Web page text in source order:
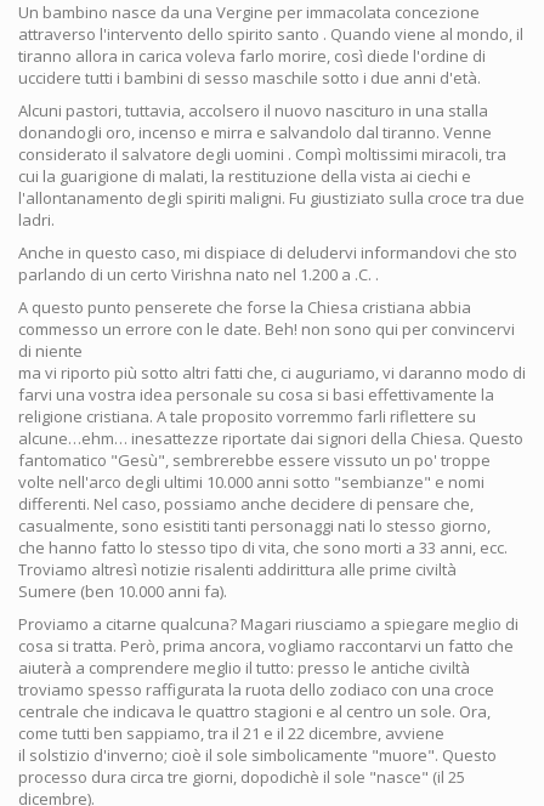
Un bambino nasce da una Vergine per immacolata concezione
attraverso l'intervento dello spirito santo . Quando viene al mondo, il
tiranno allora in carica voleva farlo morire, così diede l'ordine di
uccidere tutti i bambini di sesso maschile sotto i due anni d'età.
Alcuni pastori, tuttavia, accolsero il nuovo nascituro in una stalla
donandogli oro, incenso e mirra e salvandolo dal tiranno. Venne
considerato il salvatore degli uomini . Compì moltissimi miracoli, tra
cui la guarigione di malati, la restituzione della vista ai ciechi e
l'allontanamento degli spiriti maligni. Fu giustiziato sulla croce tra due
ladri.
Anche in questo caso, mi dispiace di deludervi informandovi che sto
parlando di un certo Virishna nato nel 1.200 a .C. .
A questo punto penserete che forse la Chiesa cristiana abbia
commesso un errore con le date. Beh! non sono qui per convincervi
di niente
ma vi riporto più sotto altri fatti che, ci auguriamo, vi daranno modo di
farvi una vostra idea personale su cosa si basi effettivamente la
religione cristiana. A tale proposito vorremmo farli riflettere su
alcune…ehm… inesattezze riportate dai signori della Chiesa. Questo
fantomatico "Gesù", sembrerebbe essere vissuto un po' troppe
volte nell'arco degli ultimi 10.000 anni sotto "sembianze" e nomi
differenti. Nel caso, possiamo anche decidere di pensare che,
casualmente, sono esistiti tanti personaggi nati lo stesso giorno,
che hanno fatto lo stesso tipo di vita, che sono morti a 33 anni, ecc.
Troviamo altresì notizie risalenti addirittura alle prime civiltà
Sumere (ben 10.000 anni fa).
Proviamo a citarne qualcuna? Magari riusciamo a spiegare meglio di
cosa si tratta. Però, prima ancora, vogliamo raccontarvi un fatto che
aiuterà a comprendere meglio il tutto: presso le antiche civiltà
troviamo spesso raffigurata la ruota dello zodiaco con una croce
centrale che indicava le quattro stagioni e al centro un sole. Ora,
come tutti ben sappiamo, tra il 21 e il 22 dicembre, avviene
il solstizio d'inverno; cioè il sole simbolicamente "muore". Questo
processo dura circa tre giorni, dopodichè il sole "nasce" (il 25
dicembre).